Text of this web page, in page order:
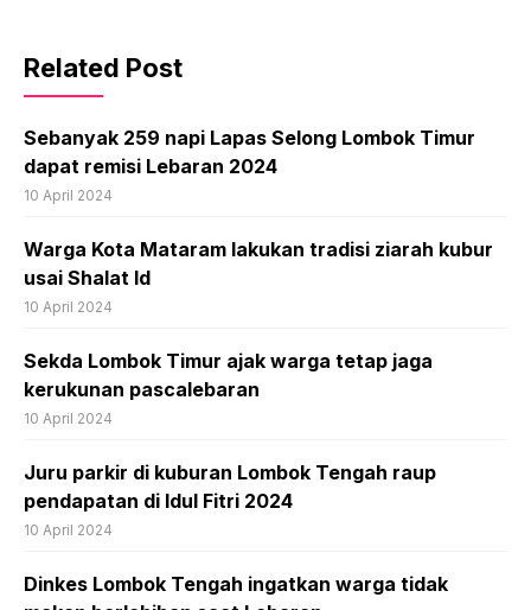
Related Post
Sebanyak 259 napi Lapas Selong Lombok Timur
dapat remisi Lebaran 2024
10 April 2024
Warga Kota Mataram lakukan tradisi ziarah kubur
usai Shalat Id
10 April 2024
Sekda Lombok Timur ajak warga tetap jaga
kerukunan pascalebaran
10 April 2024
Juru parkir di kuburan Lombok Tengah raup
pendapatan di Idul Fitri 2024
10 April 2024
Dinkes Lombok Tengah ingatkan warga tidak